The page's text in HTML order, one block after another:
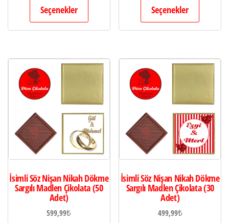
Seçenekler Seçenekler
İsimli Söz Nişan Nikah Dökme
Sargılı Madlen Çikolata (50
Adet)
599,99₺
İsimli Söz Nişan Nikah Dökme
Sargılı Madlen Çikolata (30
Adet)
499,99₺